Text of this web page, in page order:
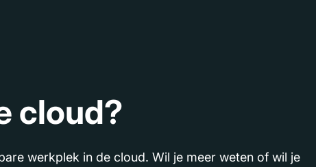
cloud?
werkplek in de cloud. Wil je meer weten of wil je